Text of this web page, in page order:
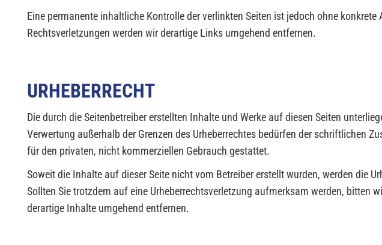
Eine permanente inhaltliche Kontrolle der verlinkten Seiten ist jedoch ohne
Rechtsverletzungen werden wir derartige Links umgehend entfernen.
URHEBERRECHT
Die durch die Seitenbetreiber erstellten Inhalte und Werke auf diesen Seiten
Verwertung außerhalb der Grenzen des Urheberrechtes bedürfen der schriftlichen
für den privaten, nicht kommerziellen Gebrauch gestattet.
Soweit die Inhalte auf dieser Seite nicht vom Betreiber erstellt wurden, werden die
Sollten Sie trotzdem auf eine Urheberrechtsverletzung aufmerksam werden, bitten
derartige Inhalte umgehend entfernen.